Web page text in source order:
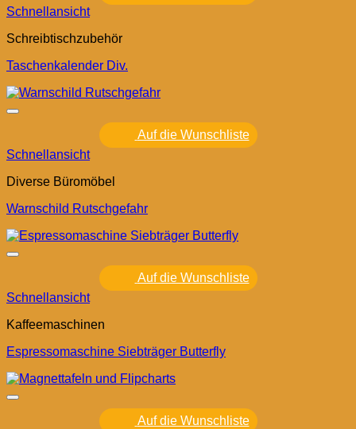
Schnellansicht
Schreibtischzubehör
Taschenkalender Div.
Auf die Wunschliste
Schnellansicht
Diverse Büromöbel
Warnschild Rutschgefahr
Auf die Wunschliste
Schnellansicht
Kaffeemaschinen
Espressomaschine Siebträger Butterfly
Auf die Wunschliste